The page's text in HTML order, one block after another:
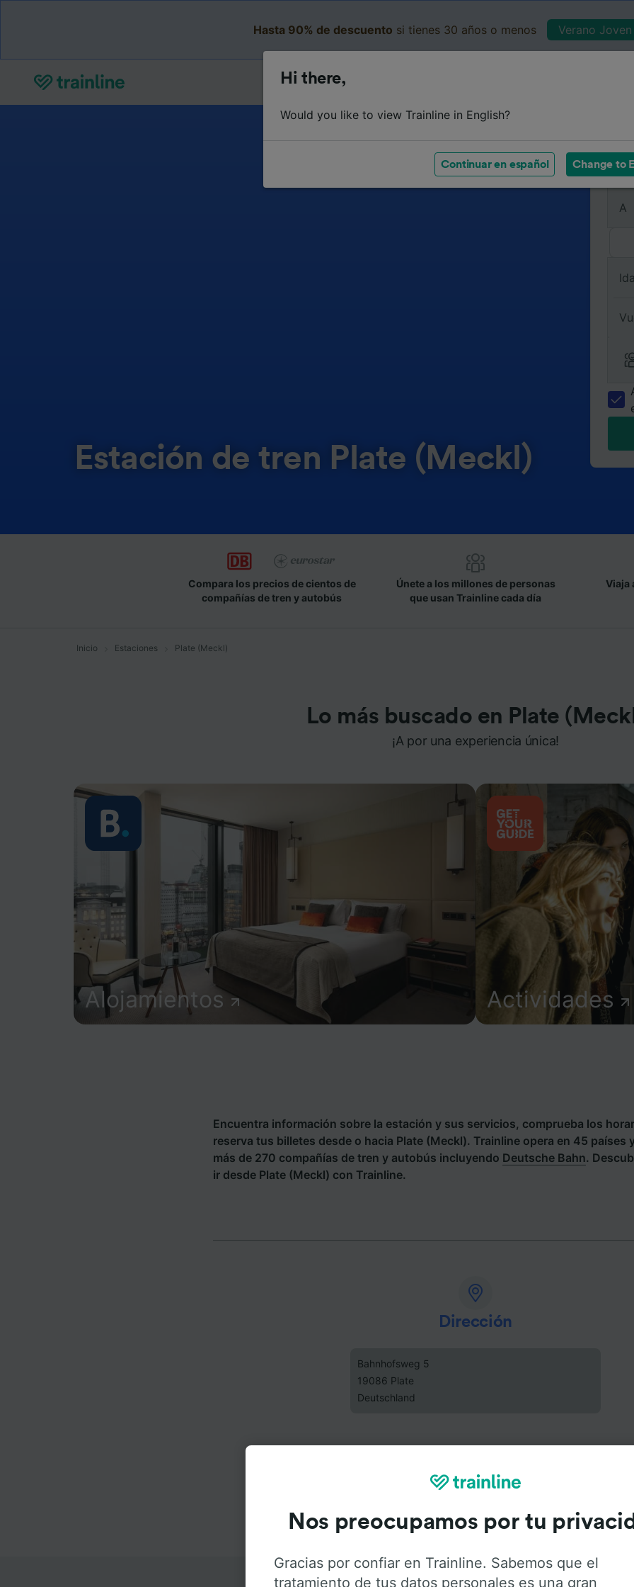
Hasta 90% de descuento si tienes 30 años o menos Verano
Estación de tren Plate (Meckl)
De
A
Compara los precios de cientos de
compañías de tren y autobús
Únete a los millones de personas
que usan Trainline cada día
Viaja
Inicio Estaciones Plate (Meckl)
Lo más buscado en Plate
¡A por una experiencia única!
Alojamientos Actividades
Encuentra información sobre la estación y sus servicios, comprueba los
reserva tus billetes desde o hacia Plate (Meckl). Trainline opera en 45 países
más de 270 compañías de tren y autobús incluyendo Deutsche Bahn.
ir desde Plate (Meckl) con Trainline.
Dirección
Bahnhofsweg 5
19086 Plate
Deutschland
Hi there,
Would you like to view Trainline in English?
Continuar en español Change to
Nos preocupamos por tu
Gracias por confiar en Trainline. Sabemos que el
tratamiento de tus datos personales es una gran